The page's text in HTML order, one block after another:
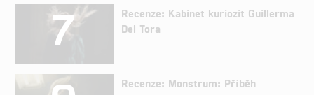
7
Recenze: Kabinet kuriozit Guillerma
Del Tora
Recenze: Monstrum: Příběh